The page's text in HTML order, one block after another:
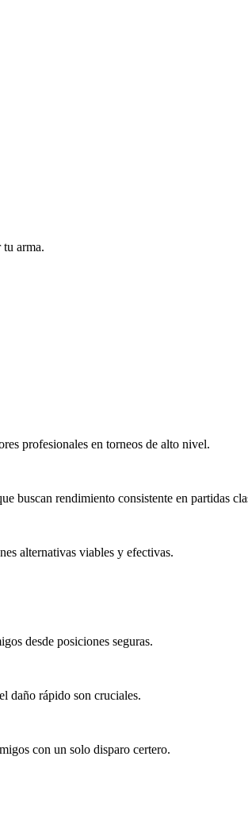
arma.
profesionales en torneos de alto nivel.
buscan rendimiento consistente en partidas
alternativas viables y efectivas.
desde posiciones seguras.
daño rápido son cruciales.
con un solo disparo certero.